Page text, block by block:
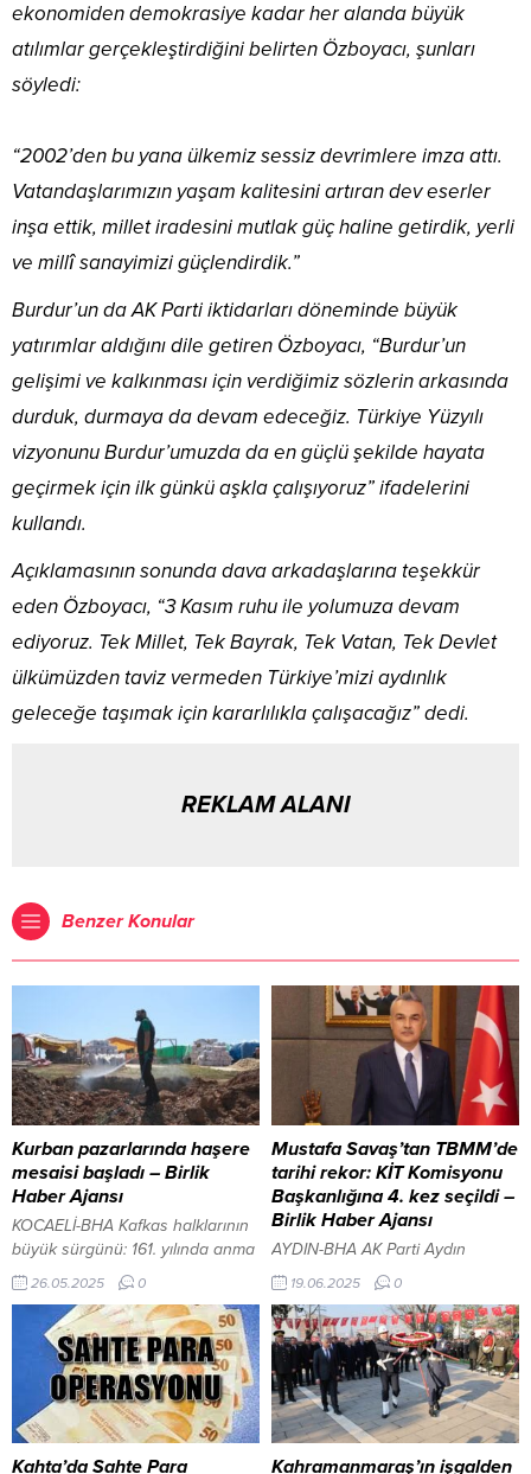
ekonomiden demokrasiye kadar her alanda büyük
atılımlar gerçekleştirdiğini belirten Özboyacı, şunları
söyledi:
“2002’den bu yana ülkemiz sessiz devrimlere imza attı.
Vatandaşlarımızın yaşam kalitesini artıran dev eserler
inşa ettik, millet iradesini mutlak güç haline getirdik, yerli
ve millî sanayimizi güçlendirdik.”
Burdur’un da AK Parti iktidarları döneminde büyük
yatırımlar aldığını dile getiren Özboyacı, “Burdur’un
gelişimi ve kalkınması için verdiğimiz sözlerin arkasında
durduk, durmaya da devam edeceğiz. Türkiye Yüzyılı
vizyonunu Burdur’umuzda da en güçlü şekilde hayata
geçirmek için ilk günkü aşkla çalışıyoruz” ifadelerini
kullandı.
Açıklamasının sonunda dava arkadaşlarına teşekkür
eden Özboyacı, “3 Kasım ruhu ile yolumuza devam
ediyoruz. Tek Millet, Tek Bayrak, Tek Vatan, Tek Devlet
ülkümüzden taviz vermeden Türkiye’mizi aydınlık
geleceğe taşımak için kararlılıkla çalışacağız” dedi.
REKLAM ALANI
Benzer Konular
Kurban pazarlarında haşere
mesaisi başladı – Birlik
Haber Ajansı
KOCAELİ-BHA Kafkas halklarının
büyük sürgünü: 161. yılında anma
töreni Kocaeli Büyükşehir
Belediyesi, Kurban Bayramı
öncesinde kurbanlık satış
alanlarında sivrisinek ve
karasinek gibi haşerelere karşı
ilaçlama gerçekleştiriyor. Bu
sayede vektör özelliği taşıyan
canlıların üremesi engellenirken,
vatandaşların kurban alım-satım
26.05.2025 0
Mustafa Savaş’tan TBMM’de
tarihi rekor: KİT Komisyonu
Başkanlığına 4. kez seçildi –
Birlik Haber Ajansı
AYDIN-BHA AK Parti Aydın
Milletvekili ve TBMM KİT
Komisyonu Başkanı Mustafa
Savaş, yeniden KİT Komisyonu
Başkanı seçilerek TBMM
tarihinde bir ilki gerçekleştirdi.
Aydın’da Jandarma’nın 186. yılı
onurla kutlandı Geçen hafta
yapılan TBMM ihtisas komisyonu
üye seçimlerinin ardından, bugün
19.06.2025 0
Kahta’da Sahte Para Kahramanmaraş’ın işgalden